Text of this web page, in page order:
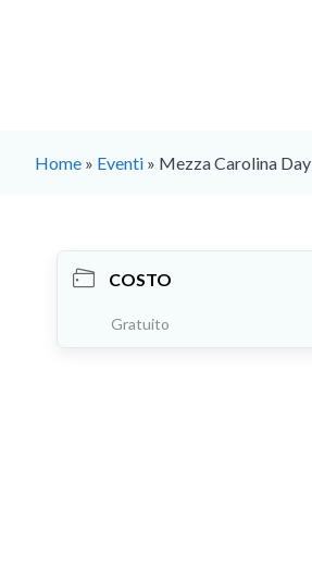
Home » Eventi » Mezza Carolina Day
COSTO
Gratuito